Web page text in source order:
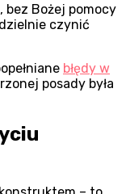
bez Bożej pomocy
czynić
błędy w
posady była